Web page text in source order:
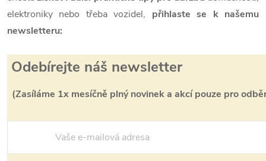
elektroniky nebo třeba vozidel, přihlaste se k našemu
newsletteru:
hlásit
Odebírejte náš newsletter
(Zasíláme 1x mesíčně plný novinek a akcí pouze pro